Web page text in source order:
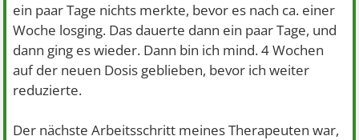
ein paar Tage nichts merkte, bevor es nach ca. einer
Woche losging. Das dauerte dann ein paar Tage, und
dann ging es wieder. Dann bin ich mind. 4 Wochen
auf der neuen Dosis geblieben, bevor ich weiter
reduzierte.
Der nächste Arbeitsschritt meines Therapeuten war,